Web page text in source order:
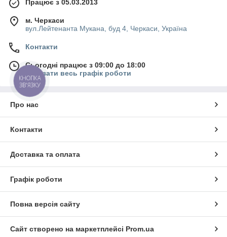
Працює з 05.03.2013
м. Черкаси
вул.Лейтенанта Мукана, буд 4, Черкаси, Україна
Контакти
Сьогодні працює з 09:00 до 18:00
Показати весь графік роботи
Про нас
Контакти
Доставка та оплата
Графік роботи
Повна версія сайту
Сайт створено на маркетплейсі Prom.ua
КНОПКА
ЗВ'ЯЗКУ